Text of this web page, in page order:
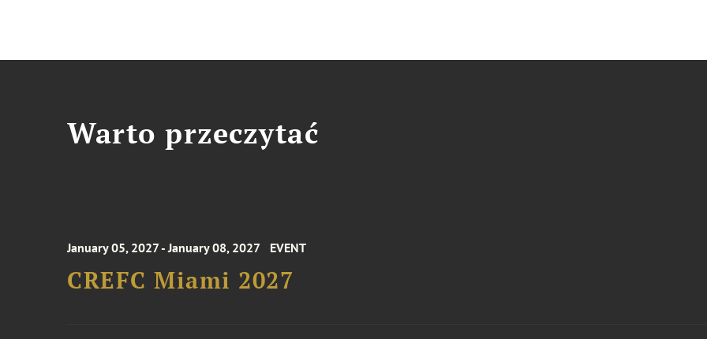
Warto przeczytać
January 05, 2027 - January 08, 2027 EVENT
CREFC Miami 2027